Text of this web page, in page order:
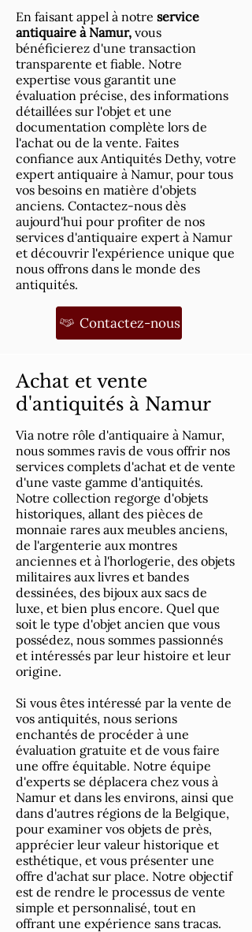
En faisant appel à notre service
antiquaire à Namur, vous
bénéficierez d'une transaction
transparente et fiable. Notre
expertise vous garantit une
évaluation précise, des informations
détaillées sur l'objet et une
documentation complète lors de
l'achat ou de la vente. Faites
confiance aux Antiquités Dethy, votre
expert antiquaire à Namur, pour tous
vos besoins en matière d'objets
anciens. Contactez-nous dès
aujourd'hui pour profiter de nos
services d'antiquaire expert à Namur
et découvrir l'expérience unique que
nous offrons dans le monde des
antiquités.
Contactez-nous
Achat et vente
d'antiquités à Namur
Via notre rôle d'antiquaire à Namur,
nous sommes ravis de vous offrir nos
services complets d'achat et de vente
d'une vaste gamme d'antiquités.
Notre collection regorge d'objets
historiques, allant des pièces de
monnaie rares aux meubles anciens,
de l'argenterie aux montres
anciennes et à l'horlogerie, des objets
militaires aux livres et bandes
dessinées, des bijoux aux sacs de
luxe, et bien plus encore. Quel que
soit le type d'objet ancien que vous
possédez, nous sommes passionnés
et intéressés par leur histoire et leur
origine.
Si vous êtes intéressé par la vente de
vos antiquités, nous serions
enchantés de procéder à une
évaluation gratuite et de vous faire
une offre équitable. Notre équipe
d'experts se déplacera chez vous à
Namur et dans les environs, ainsi que
dans d'autres régions de la Belgique,
pour examiner vos objets de près,
apprécier leur valeur historique et
esthétique, et vous présenter une
offre d'achat sur place. Notre objectif
est de rendre le processus de vente
simple et personnalisé, tout en
offrant une expérience sans tracas.